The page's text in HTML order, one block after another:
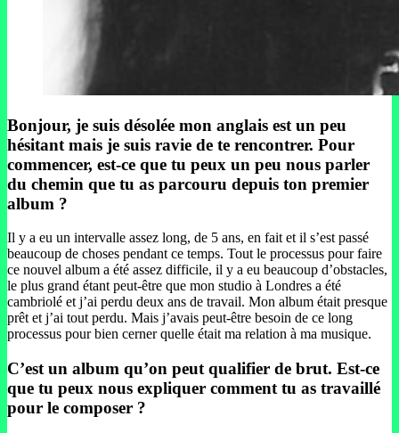
Bonjour, je suis désolée mon anglais est un peu
hésitant mais je suis ravie de te rencontrer. Pour
commencer, est-ce que tu peux un peu nous parler
du chemin que tu as parcouru depuis ton premier
album ?
Il y a eu un intervalle assez long, de 5 ans, en fait et il s’est passé
beaucoup de choses pendant ce temps. Tout le processus pour faire
ce nouvel album a été assez difficile, il y a eu beaucoup d’obstacles,
le plus grand étant peut-être que mon studio à Londres a été
cambriolé et j’ai perdu deux ans de travail. Mon album était presque
prêt et j’ai tout perdu. Mais j’avais peut-être besoin de ce long
processus pour bien cerner quelle était ma relation à ma musique.
C’est un album qu’on peut qualifier de brut. Est-ce
que tu peux nous expliquer comment tu as travaillé
pour le composer ?